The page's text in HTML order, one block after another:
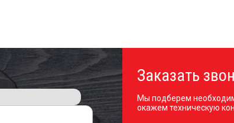
Заказать
Мы подберем
окажем техническую